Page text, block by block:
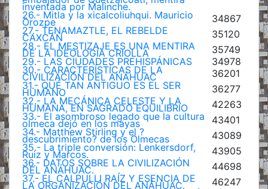
inventada por Malinche.
26.- Mitla y la xicalcoliuhqui. Mauricio
Orozpe
34867
27.- TENAMAZTLE, EL REBELDE
CAXCÁN
35120
28.- EL MESTIZAJE ES UNA MENTIRA
DE LA IDEOLOGÍA CRIOLLA
35749
29.- LAS CIUDADES PREHISPÁNICAS
34978
30.- CARACTERÍSTÍCAS DE LA
CIVILIZACIÓN DEL ANÁHUAC
36201
31.- QUÉ TAN ANTIGUO ES EL SER
HUMANO
36277
32.- LA MECÁNICA CELESTE Y LA
HUMANA, EN SAGRADO EQUILIBRIO
42263
33.- El asombroso legado que la cultura
olmeca dejó en los mayas
43401
34.- Matthew Stirling y el ?
descubrimiento? de los Olmecas
43089
35.- La triple conversión: Lenkersdorf,
Ruiz y Marcos.
43905
36.- DATOS SOBRE LA CIVILIZACIÓN
DEL ANÁHUAC.
44698
37.- EL CALPULLI RAÍZ Y ESENCIA DE
LA ORGANIZACIÓN DEL ANÁHUAC.
46247